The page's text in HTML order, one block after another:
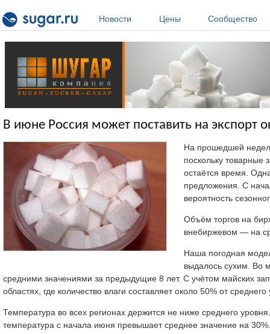
Новости
Цены Сообщество
В июне Россия может поставить на экспорт
На прошедшей
поскольку товарные
остаётся время.
предложения. С
вероятность
Объём торгов на
внебиржевом — на
Наша погодная
выдалось сухим. Во
средними значениями за предыдущие 8 лет. С учётом майских
областях, где количество влаги составляет около 50% от
Температура во всех регионах держится не ниже среднего
температура с начала июня превышает среднее значение на